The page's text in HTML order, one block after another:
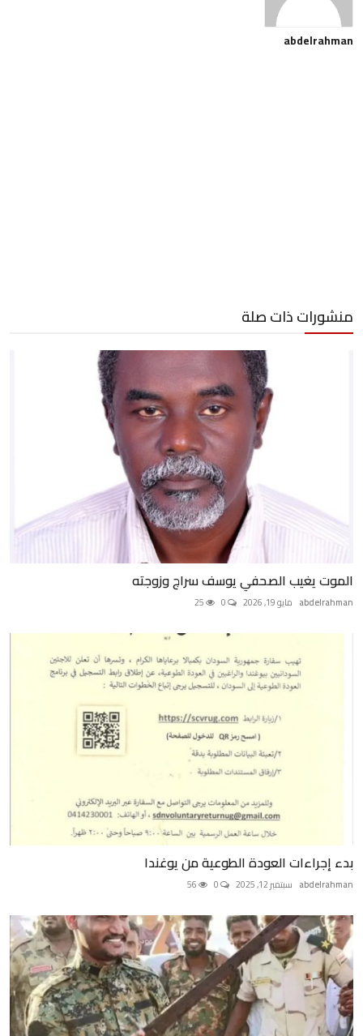
abdelrahman
منشورات ذات صلة
الموت يغيب الصحفي يوسف سراج وزوجته
abdelrahman مايو 19, 2026
بدء إجراءات العودة الطوعية من يوغندا
abdelrahman سبتمبر 12, 2025